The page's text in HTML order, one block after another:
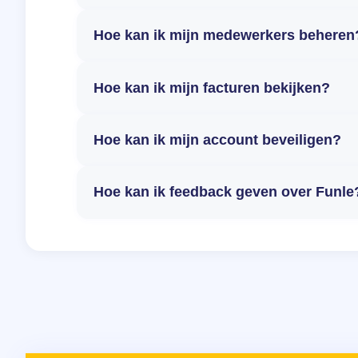
Hoe kan ik mijn medewerkers
Hoe kan ik mijn facturen bekijken?
Hoe kan ik mijn account beveiligen?
Hoe kan ik feedback geven over